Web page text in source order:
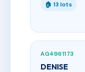
🏠 13 lots
AG4961173
DENISE